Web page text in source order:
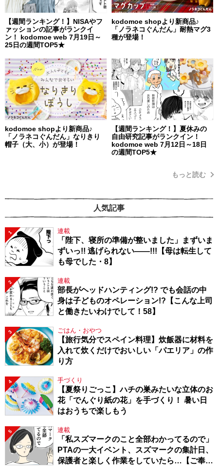
【週間ランキング！】NISAやフ
ァッションの記事がランクイ
ン！ kodomoe web 7月19日～
25日の週間TOP5★
kodomoe shopより新商品♪
「ノラネコぐんだん」耐熱マグ3
種が登場！
kodomoe shopより新商品♪
「ノラネコぐんだん」なりきり
帽子（大、小）が登場！
【週間ランキング！】夏休みの
自由研究記事がランクイン！
kodomoe web 7月12日～18日
の週間TOP5★
もっと読む
人気記事
1 連載
「陛下、寝所の準備が整いました」まずいま
ずいっ!! 逃げられない――!!!【母は転生して
も母でした・8】
2 連載
部長がヘッドハンティング!? でも会話の中
身は子どものオペレーション!?【こんな上司
と働きたいわけでして！58】
3 ごはん・おやつ
【旅行気分でスペイン料理】炊飯器に材料を
入れて炊くだけでおいしい「パエリア」の作
り方
4 手づくり
【夏祭りごっこ】ハチの巣みたいな立体のお
花「でんぐり紙の花」を手づくり！ 暑い日
はおうちで楽しもう
5 連載
「私スズマークのこと全部わかってるので」
PTAの一大イベント、スズマークの集計日、
保護者と楽しく作業をしていたら…【ご奉仕